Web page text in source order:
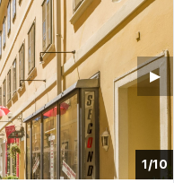
1/10
▶︎